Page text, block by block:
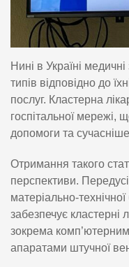
Нині в Україні
типів відповідно до
послуг. Кластерна
госпітальної
допомоги та
Отримання такого
перспективи.
матеріально-
забезпечує кластерні
зокрема
апаратами штучної